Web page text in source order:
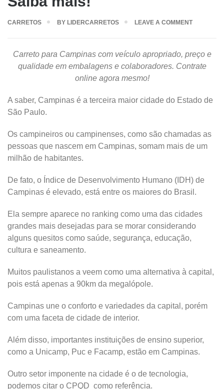
CARRETOS BY LIDERCARRETOS LEAVE A COMMENT
Carreto para Campinas com veículo apropriado, preço e
qualidade em embalagens e colaboradores. Contrate
online agora mesmo!
A saber, Campinas é a terceira maior cidade do Estado de
São Paulo.
Os campineiros ou campinenses, como são chamadas as
pessoas que nascem em Campinas, somam mais de um
milhão de habitantes.
De fato, o Índice de Desenvolvimento Humano (IDH) de
Campinas é elevado, está entre os maiores do Brasil.
Ela sempre aparece no ranking como uma das cidades
grandes mais desejadas para se morar considerando
alguns quesitos como saúde, segurança, educação,
cultura e saneamento.
Muitos paulistanos a veem como uma alternativa à capital,
pois está apenas a 90km da megalópole.
Campinas une o conforto e variedades da capital, porém
com uma faceta de cidade de interior.
Além disso, importantes instituições de ensino superior,
como a Unicamp, Puc e Facamp, estão em Campinas.
Outro setor imponente na cidade é o de tecnologia,
podemos citar o CPQD como referência.